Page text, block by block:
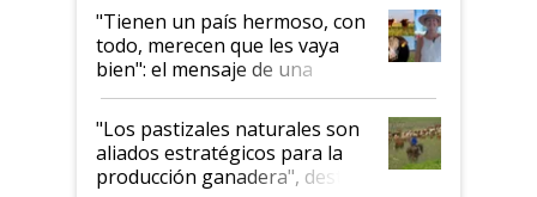
"Tienen un país hermoso, con
todo, merecen que les vaya
bien": el mensaje de una
ganadera uruguaya sobre las
oportunidades que se abren
para el agro en Argentina, con
foco en la carne
"Los pastizales naturales son
aliados estratégicos para la
producción ganadera", destaca